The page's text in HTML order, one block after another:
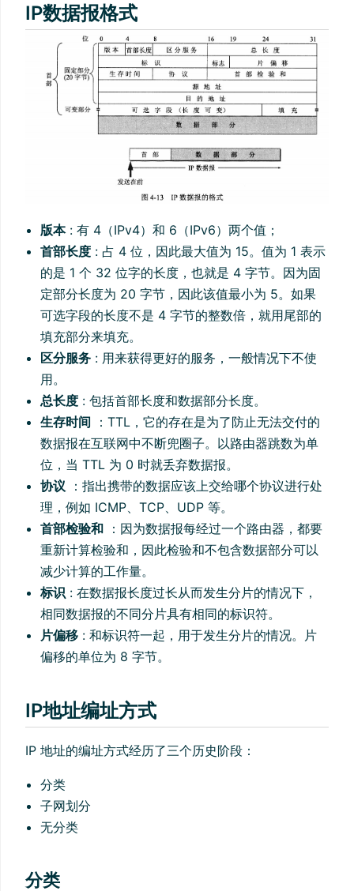
IP数据报格式
版本: 有 4（IPv4）和 6（IPv6）两个值；
首部长度 : 占 4 位，因此最大值为 15。值为 1 表示
的是 1 个 32 位字的长度，也就是 4 字节。因为固
定部分长度为 20 字节，因此该值最小为 5。如果
可选字段的长度不是 4 字节的整数倍，就用尾部的
填充部分来填充。
区分服务 : 用来获得更好的服务，一般情况下不使
用。
总长度 : 包括首部长度和数据部分长度。
生存时间 ：TTL，它的存在是为了防止无法交付的
数据报在互联网中不断兜圈子。以路由器跳数为单
位，当 TTL 为 0 时就丢弃数据报。
协议 ：指出携带的数据应该上交给哪个协议进行处
理，例如 ICMP、TCP、UDP 等。
首部检验和 ：因为数据报每经过一个路由器，都要
重新计算检验和，因此检验和不包含数据部分可以
减少计算的工作量。
标识 : 在数据报长度过长从而发生分片的情况下，
相同数据报的不同分片具有相同的标识符。
片偏移 : 和标识符一起，用于发生分片的情况。片
偏移的单位为 8 字节。
IP地址编址方式
IP 地址的编址方式经历了三个历史阶段：
分类
子网划分
无分类
分类